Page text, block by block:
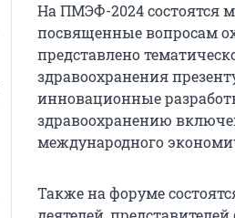
На ПМЭФ-2024 состоятся
посвященные вопросам
представлено
здравоохранения
инновационные
здравоохранению
международного
Также на форуме